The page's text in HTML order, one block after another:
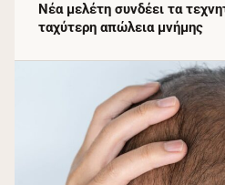
Νέα μελέτη συνδέει τα
ταχύτερη απώλεια μνήμης